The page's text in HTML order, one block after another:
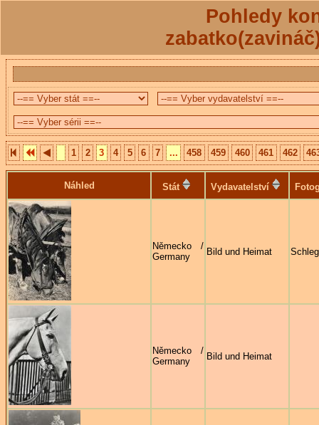
Pohledy
1 2 3 4 5 6 7 ... 458 459 460 461 462
Náhled Stát Vydavatelství
Německo /
Germany
Bild und Heimat
Německo /
Germany
Bild und Heimat